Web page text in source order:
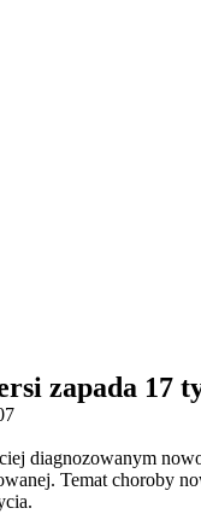
zapada 17
diagnozowanym
Temat choroby